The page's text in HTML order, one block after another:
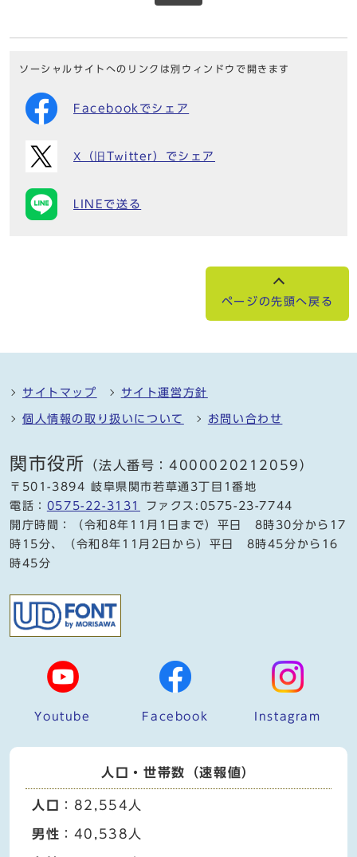
ソーシャルサイトへのリンクは別ウィンドウで開きます
Facebookでシェア
X（旧Twitter）でシェア
LINEで送る
ページの先頭へ戻る
サイトマップ サイト運営方針
個人情報の取り扱いについて お問い合わせ
関市役所 （法人番号：4000020212059）
〒501-3894 岐阜県関市若草通3丁目1番地
電話： 0575-22-3131
ファクス:0575-23-7744
開庁時間：（令和8年11月1日まで）平日 8時30分から17
時15分、（令和8年11月2日から）平日 8時45分から16
時45分
Youtube Facebook Instagram
人口・世帯数（速報値）
人口 ：82,554人
男性 ：40,538人